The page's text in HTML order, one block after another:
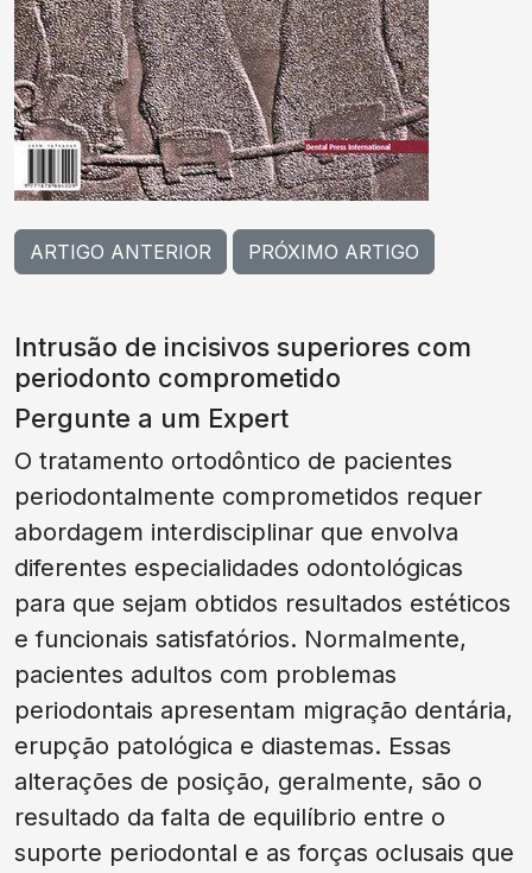
ARTIGO ANTERIOR PRÓXIMO ARTIGO
Intrusão de incisivos superiores com
periodonto comprometido
Pergunte a um Expert
O tratamento ortodôntico de pacientes
periodontalmente comprometidos requer
abordagem interdisciplinar que envolva
diferentes especialidades odontológicas
para que sejam obtidos resultados estéticos
e funcionais satisfatórios. Normalmente,
pacientes adultos com problemas
periodontais apresentam migração dentária,
erupção patológica e diastemas. Essas
alterações de posição, geralmente, são o
resultado da falta de equilíbrio entre o
suporte periodontal e as forças oclusais que